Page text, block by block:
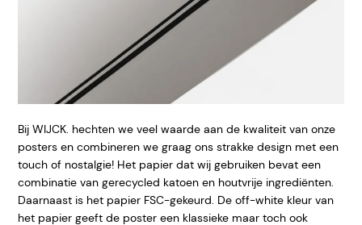
Bij WIJCK. hechten we veel waarde aan de kwaliteit van onze
posters en combineren we graag ons strakke design met een
touch of nostalgie! Het papier dat wij gebruiken bevat een
combinatie van gerecycled katoen en houtvrije ingrediënten.
Daarnaast is het papier FSC-gekeurd. De off-white kleur van
het papier geeft de poster een klassieke maar toch ook